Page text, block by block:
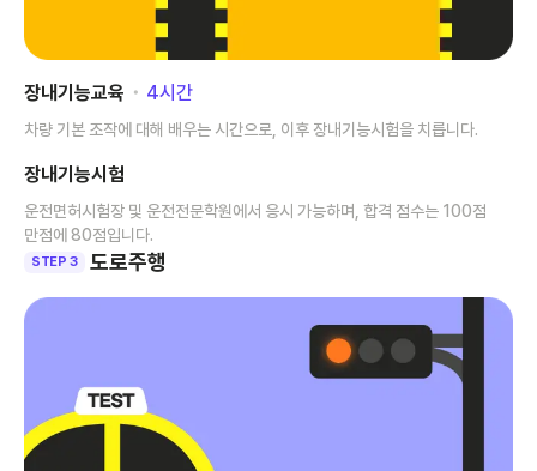
장내기능교육 ･ 4시간
차량 기본 조작에 대해 배우는 시간으로, 이후 장내기능시험을 치릅니다.
장내기능시험
운전면허시험장 및 운전전문학원에서 응시 가능하며, 합격 점수는 100점
만점에 80점입니다.
STEP 3 도로주행